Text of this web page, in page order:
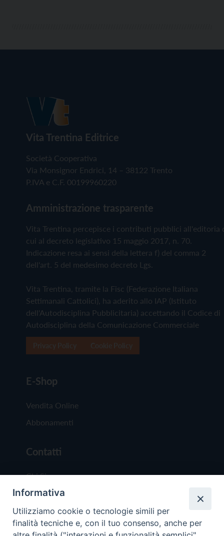
Vita Trentina Editrice
Società Cooperativa
Via Monsignor Endrici, 14 – 38122 Trento
P.IVA e C.F. 00199960220
Amministrazione trasparente
Vita Trentina percepisce i contributi pubblici all'editoria
cui al decreto legislativo 15 maggio 2017, n. 70.
Indicazione resa ai sensi della lettera f) del comma 2
dell'art. 5 del medesimo decreto Lgs.
Vita Trentina, tramite la Fisc (Federazione Italiana
Settimanali Cattolici), ha aderito allo IAP (Istituto
dell'Autodisciplina Pubblicitaria) accettando il Codice di
Autodisciplina della Comunicazione Commerciale
E-Shop
Vendita Online
Abbonamenti
Contatti
Chi Siamo
Redazione
Scrivici
Informativa
Utilizziamo cookie o tecnologie simili per
finalità tecniche e, con il tuo consenso, anche per